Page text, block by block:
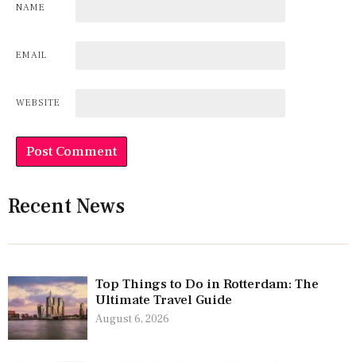
NAME
EMAIL
WEBSITE
Recent News
Top Things to Do in Rotterdam: The
Ultimate Travel Guide
August 6, 2026